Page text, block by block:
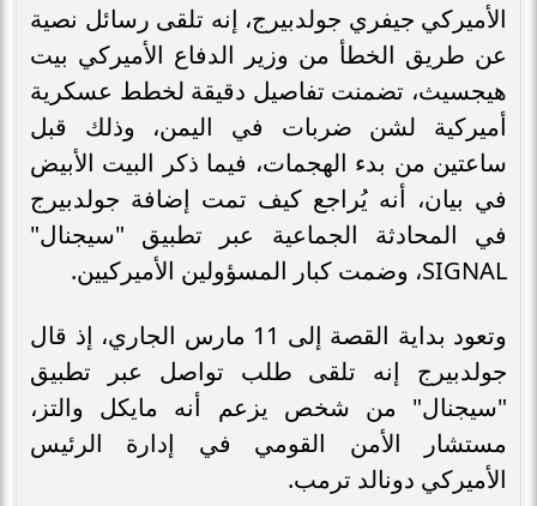
الأميركي جيفري جولدبيرج، إنه تلقى رسائل نصية
عن طريق الخطأ من وزير الدفاع الأميركي بيت
هيجسيث، تضمنت تفاصيل دقيقة لخطط عسكرية
أميركية لشن ضربات في اليمن، وذلك قبل
ساعتين من بدء الهجمات، فيما ذكر البيت الأبيض
في بيان، أنه يُراجع كيف تمت إضافة جولدبيرج
في المحادثة الجماعية عبر تطبيق "سيجنال"
SIGNAL، وضمت كبار المسؤولين الأميركيين.
وتعود بداية القصة إلى 11 مارس الجاري، إذ قال
جولدبيرج إنه تلقى طلب تواصل عبر تطبيق
"سيجنال" من شخص يزعم أنه مايكل والتز،
مستشار الأمن القومي في إدارة الرئيس
الأميركي دونالد ترمب.